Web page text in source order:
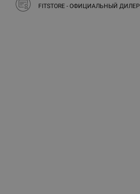
FITSTORE - ОФИЦИАЛЬНЫЙ ДИЛЕР